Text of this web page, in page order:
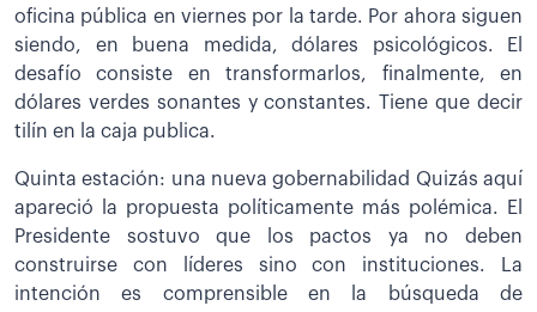
oficina pública en viernes por la tarde. Por ahora siguen
siendo, en buena medida, dólares psicológicos. El
desafío consiste en transformarlos, finalmente, en
dólares verdes sonantes y constantes. Tiene que decir
tilín en la caja publica.
Quinta estación: una nueva gobernabilidad Quizás aquí
apareció la propuesta políticamente más polémica. El
Presidente sostuvo que los pactos ya no deben
construirse con líderes sino con instituciones. La
intención es comprensible en la búsqueda de